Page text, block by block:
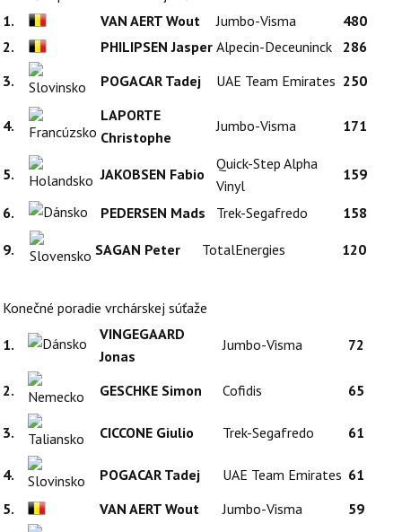
1.
VAN AERT Wout Jumbo-Visma
480
2.
PHILIPSEN Jasper Alpecin-Deceuninck
286
3.
POGACAR Tadej UAE Team Emirates 250
4.
LAPORTE
Christophe
Jumbo-Visma 171
5. JAKOBSEN Fabio
Quick-Step Alpha
Vinyl
159
6. PEDERSEN Mads Trek-Segafredo 158
9. SAGAN Peter TotalEnergies 120
Konečné poradie vrchárskej súťaže
1.
VINGEGAARD
Jonas
Jumbo-Visma 72
2. GESCHKE Simon Cofidis 65
3. CICCONE Giulio Trek-Segafredo 61
4. POGACAR Tadej UAE Team Emirates 61
5.
VAN AERT Wout Jumbo-Visma
59